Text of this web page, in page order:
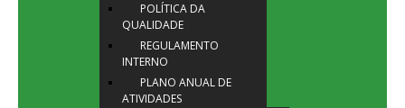
POLÍTICA DA
QUALIDADE
REGULAMENTO
INTERNO
PLANO ANUAL DE
ATIVIDADES